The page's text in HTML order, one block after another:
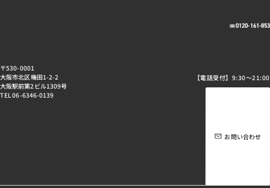
〒530-0001
大阪市北区梅田1-2-2
大阪駅前第2ビル1309号
TEL 06-6346-0139
0120-161-853
【電話受付】9:30～21:00
お問い合わせ